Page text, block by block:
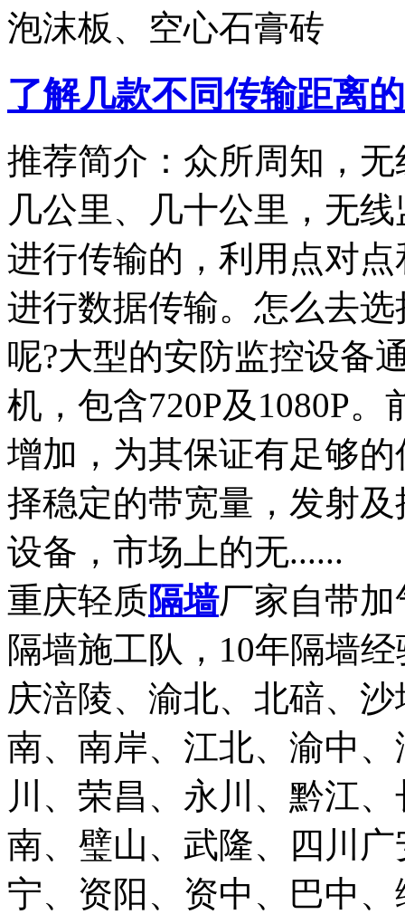
泡沫板、空心石膏砖
了解几款不同传输距离
推荐简介：众所周知，
几公里、几十公里，无
进行传输的，利用点对
进行数据传输。怎么去
呢?大型的安防监控设备
机，包含720P及1080P
增加，为其保证有足够
择稳定的带宽量，发射
设备，市场上的无......
重庆轻质隔墙厂家自带
隔墙施工队，10年隔墙
庆涪陵、渝北、北碚、
南、南岸、江北、渝中
川、荣昌、永川、黔江
南、璧山、武隆、四川
宁、资阳、资中、巴中